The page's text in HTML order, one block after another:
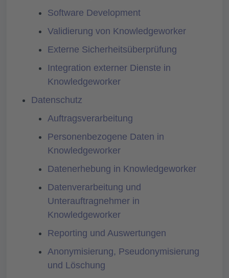
Software Development
Validierung von Knowledgeworker
Externe Sicherheitsüberprüfung
Integration externer Dienste in
Knowledgeworker
Datenschutz
Auftragsverarbeitung
Personenbezogene Daten in
Knowledgeworker
Datenerhebung in Knowledgeworker
Datenverarbeitung und
Unterauftragnehmer in
Knowledgeworker
Reporting und Auswertungen
Anonymisierung, Pseudonymisierung
und Löschung